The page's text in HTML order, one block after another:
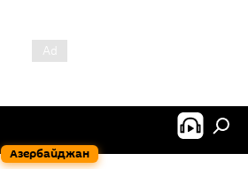
Азербайджан